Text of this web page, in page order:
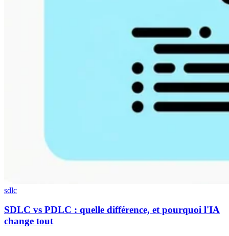
sdlc
SDLC vs PDLC : quelle différence, et pourquoi l'IA
change tout